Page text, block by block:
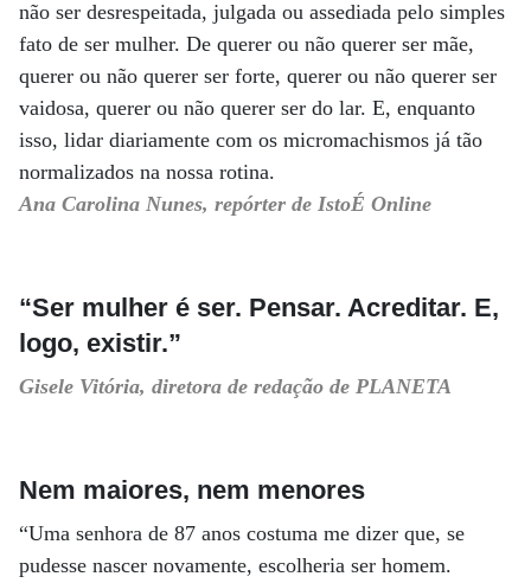
não ser desrespeitada, julgada ou assediada pelo simples
fato de ser mulher. De querer ou não querer ser mãe,
querer ou não querer ser forte, querer ou não querer ser
vaidosa, querer ou não querer ser do lar. E, enquanto
isso, lidar diariamente com os micromachismos já tão
normalizados na nossa rotina.
Ana Carolina Nunes, repórter de IstoÉ Online
“Ser mulher é ser. Pensar. Acreditar. E,
logo, existir.”
Gisele Vitória, diretora de redação de PLANETA
Nem maiores, nem menores
“Uma senhora de 87 anos costuma me dizer que, se
pudesse nascer novamente, escolheria ser homem.